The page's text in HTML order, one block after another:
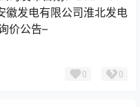
徽发电有限公司淮北发电
价公告–
0 0